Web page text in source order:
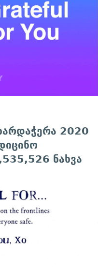
2020
ნახვა